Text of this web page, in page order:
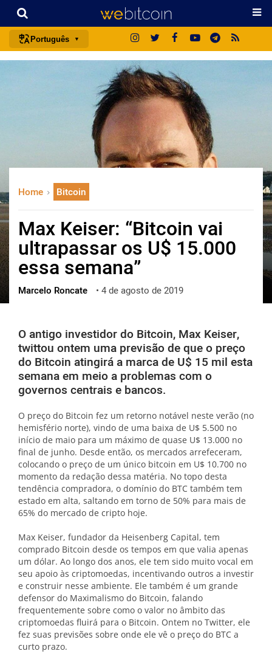
Português
中文
한국어
العربية
ไทย
ქართული
Home Bitcoin
Max Keiser: “Bitcoin vai
ultrapassar os U$ 15.000
essa semana”
Marcelo Roncate • 4 de agosto de 2019
O antigo investidor do Bitcoin, Max Keiser,
twittou ontem uma previsão de que o preço
do Bitcoin atingirá a marca de U$ 15 mil esta
semana em meio a problemas com o
governos centrais e bancos.
O preço do Bitcoin fez um retorno notável neste verão (no
hemisfério norte), vindo de uma baixa de U$ 5.500 no
início de maio para um máximo de quase U$ 13.000 no
final de junho. Desde então, os mercados arrefeceram,
colocando o preço de um único bitcoin em U$ 10.700 no
momento da redação dessa matéria. No topo desta
tendência compradora, o domínio do BTC também tem
estado em alta, saltando em torno de 50% para mais de
65% do mercado de cripto hoje.
Max Keiser, fundador da Heisenberg Capital, tem
comprado Bitcoin desde os tempos em que valia apenas
um dólar. Ao longo dos anos, ele tem sido muito vocal em
seu apoio às criptomoedas, incentivando outros a investir
e construir nesse ambiente. Ele também é um grande
defensor do Maximalismo do Bitcoin, falando
frequentemente sobre como o valor no âmbito das
criptomoedas fluirá para o Bitcoin. Ontem no Twitter, ele
fez suas previsões sobre onde ele vê o preço do BTC a
curto prazo.